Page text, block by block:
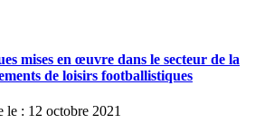
mises en œuvre dans le secteur de la
de loisirs footballistiques
le : 12 octobre 2021